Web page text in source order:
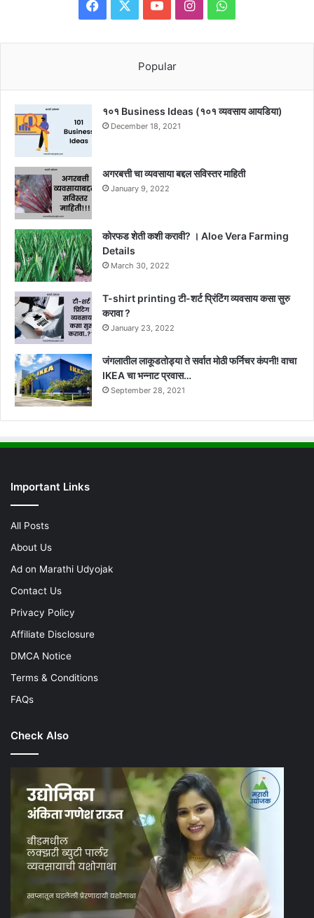
Facebook YouTubeInstagramWhatsApp
Popular
१०१ Business Ideas (१०१ व्यवसाय आयडिया)
December 18, 2021
अगरबत्ती चा व्यवसाया बद्दल सविस्तर माहिती
January 9, 2022
कोरफड शेती कशी करावी? । Aloe Vera Farming
Details
March 30, 2022
T-shirt printing टी-शर्ट प्रिंटिंग व्यवसाय कसा सुरु
करावा ?
January 23, 2022
जंगलातील लाकूडतोड्या ते सर्वात मोठी फर्निचर कंपनी! वाचा
IKEA चा भन्नाट प्रवास…
September 28, 2021
Important Links
All Posts
About Us
Ad on Marathi Udyojak
Contact Us
Privacy Policy
Affiliate Disclosure
DMCA Notice
Terms & Conditions
FAQs
Check Also